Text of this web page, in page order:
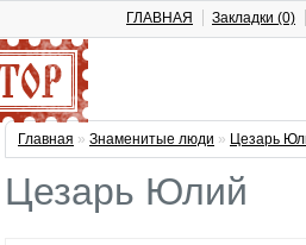
ГЛАВНАЯ Закладки (0)
Главная » Знаменитые люди » Цезарь
Цезарь Юлий